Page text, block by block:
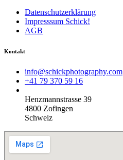
Datenschutzerklärung
Impresssum Schick!
AGB
Kontakt
info@schickphotography.com
+41 79 370 59 16
Henzmannstrasse 39
4800 Zofingen
Schweiz